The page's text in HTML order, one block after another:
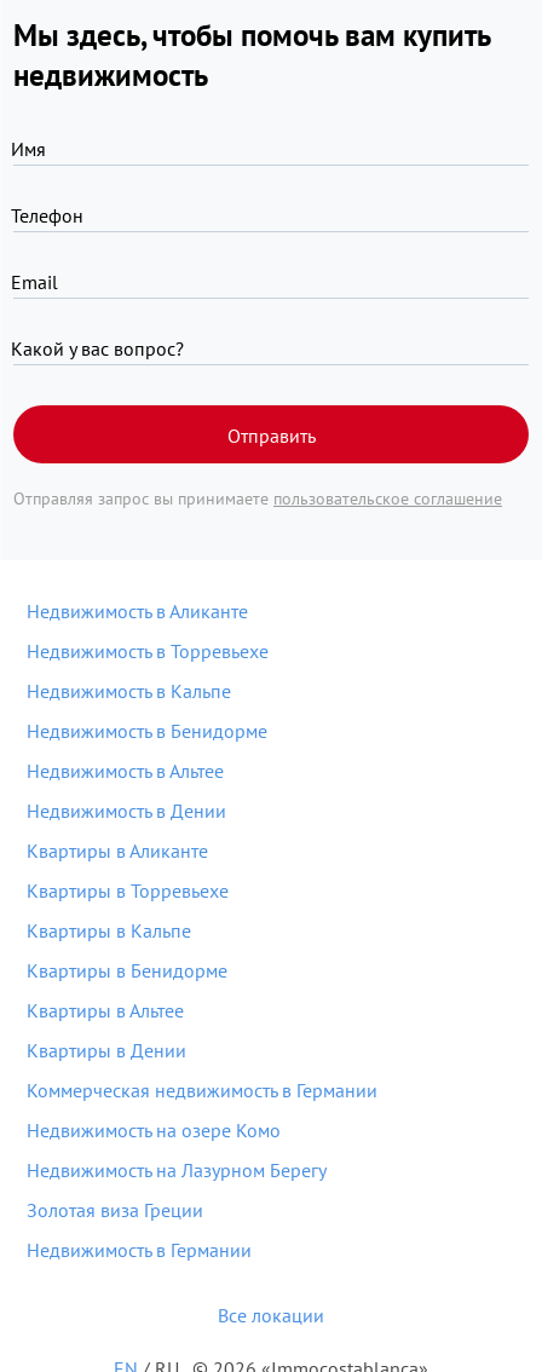
Мы здесь, чтобы помочь вам купить
недвижимость
Имя
Телефон
Email
Какой у вас вопрос?
Отправить
Отправляя запрос вы принимаете пользовательское соглашение
Недвижимость в Аликанте
Недвижимость в Торревьехе
Недвижимость в Кальпе
Недвижимость в Бенидорме
Недвижимость в Альтее
Недвижимость в Дении
Квартиры в Аликанте
Квартиры в Торревьехе
Квартиры в Кальпе
Квартиры в Бенидорме
Квартиры в Альтее
Квартиры в Дении
Коммерческая недвижимость в Германии
Недвижимость на озере Комо
Недвижимость на Лазурном Берегу
Золотая виза Греции
Недвижимость в Германии
Все локации